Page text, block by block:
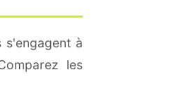
s'engagent à
les